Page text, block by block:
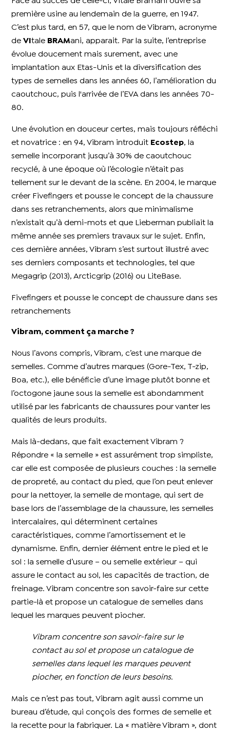
première usine au lendemain de la guerre, en 1947.
C’est plus tard, en 57, que le nom de Vibram, acronyme
deVItale BRAMani, apparait. Par la suite, l’entreprise
évolue doucement mais surement, avec une
implantation aux Etas-Unis et la diversification des
types de semelles dans les années 60, l’amélioration du
caoutchouc, puis l'arrivée de l’EVA dans les années 70-
80.
Une évolution en douceur certes, mais toujours réfléchi
et novatrice : en 94, Vibram introduit Ecostep, la
semelle incorporant jusqu’à 30% de caoutchouc
recyclé, à une époque où l’écologie n’était pas
tellement sur le devant de la scène. En 2004, le marque
créer Fivefingers et pousse le concept de la chaussure
dans ses retranchements, alors que minimalisme
n’existait qu’à demi-mots et que Lieberman publiait la
même année ses premiers travaux sur le sujet. Enfin,
ces dernière années, Vibram s’est surtout illustré avec
ses derniers composants et technologies, tel que
Megagrip (2013), Arcticgrip (2016) ou LiteBase.
Fivefingers et pousse le concept de chaussure dans ses
retranchements
Vibram, comment ça marche ?
Nous l’avons compris, Vibram, c’est une marque de
semelles. Comme d’autres marques (Gore-Tex, T-zip,
Boa, etc.), elle bénéficie d’une image plutôt bonne et
l’octogone jaune sous la semelle est abondamment
utilisé par les fabricants de chaussures pour vanter les
qualités de leurs produits.
Mais là-dedans, que fait exactement Vibram ?
Répondre « la semelle » est assurément trop simpliste,
car elle est composée de plusieurs couches : la semelle
de propreté, au contact du pied, que l’on peut enlever
pour la nettoyer, la semelle de montage, qui sert de
base lors de l’assemblage de la chaussure, les semelles
intercalaires, qui déterminent certaines
caractéristiques, comme l’amortissement et le
dynamisme. Enfin, dernier élément entre le pied et le
sol : la semelle d’usure – ou semelle extérieur – qui
assure le contact au sol, les capacités de traction, de
freinage. Vibram concentre son savoir-faire sur cette
partie-là et propose un catalogue de semelles dans
lequel les marques peuvent piocher.
Vibram concentre son savoir-faire sur le
contact au sol et propose un catalogue de
semelles dans lequel les marques peuvent
piocher, en fonction de leurs besoins.
Mais ce n’est pas tout, Vibram agit aussi comme un
bureau d’étude, qui conçois des formes de semelle et
la recette pour la fabriquer. La « matière Vibram », dont